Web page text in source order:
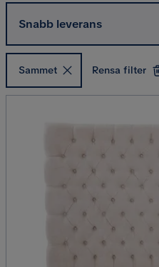
Snabb leverans
Sammet Rensa filter